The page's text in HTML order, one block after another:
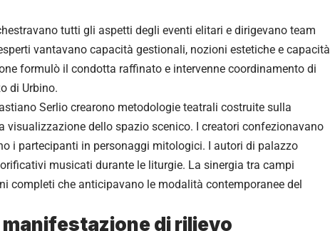
tutti gli aspetti degli eventi elitari e dirigevano team
vantavano capacità gestionali, nozioni estetiche e capacità
formulò il condotta raffinato e intervenne coordinamento di
di Urbino.
Serlio crearono metodologie teatrali costruite sulla
visualizzazione dello spazio scenico. I creatori confezionavano
i partecipanti in personaggi mitologici. I autori di palazzo
musicati durante le liturgie. La sinergia tra campi
completi che anticipavano le modalità contemporanee del
di rilievo